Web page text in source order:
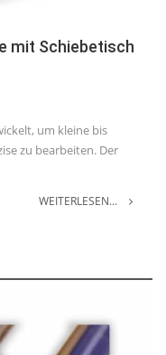
mit Schiebetisch
um kleine bis
zu bearbeiten. Der
WEITERLESEN...